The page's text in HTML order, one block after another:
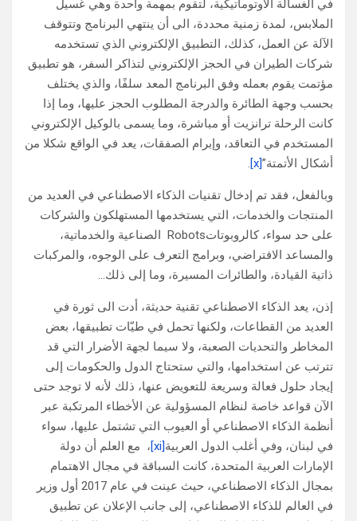
في الغسالة الأوتوماتيكية، لتقوم بمهمة واحدة وهي غسيل
الملابس، لمدة زمنية محددة، الى أن ينتهي البرنامج وتتوقف
الآلة عن العمل، كذلك، التطبيق الإلكتروني الذي تستخدمه
شركات الطيران في الحجز الإلكتروني لتذاكر السفر، هو تطبيق
مؤتمت يقوم بعمله وفق البرنامج المعد سلفًا، والذي يختلف
بحسب وجهة الطائرة والدرجة المطلوب الحجز عليها، وما إذا
كانت الرحلة ترانزيت أو مباشرة، وما يسمى بالوكيل الإلكتروني
المستخدم في التعاقد، وإبرام الصفقات، يعد في الواقع شكلا من
أشكال الأتمتة”[x]
.
وبالفعل، فقد تم إدخال تقنيات الذكاء الاصطناعي في العديد من
المنتجات والخدمات، التي يستخدمها المستهلكون والشركات
على حد سواء، كالروبوتاتRobots الصناعية والخدماتية،
والمساعد الافتراضي، وبرامج التعرف على الوجوه، والمركبات
ذاتية القيادة، والطائرات المسيرة، وما إلى ذلك…
إذن، يعد الذكاء الاصطناعي تقنية حديثة، أدت الى ثورة في
العديد من القطاعات، ولكنها تحمل في طيّات تطبيقها، بعض
المخاطر والتحديات الصعبة، ولا سيما لجهة الأضرار التي قد
تترتب عن استخدامها، والتي ستحتاج الدول والحكومات إلى
إيجاد حلول فعالة وسريعة للتعويض عنها، ذلك لأنه لا توجد حتى
الآن قواعد خاصة لنظام المسؤولية عن الأخطاء المرتكبة عبر
أنظمة الذكاء الاصطناعي أو العيوب التي تشتمل عليها، سواء
في لبنان، وفي أغلب الدول العربية[xi]
، مع العلم أن دولة
الإمارات العربية المتحدة، كانت السباقة في مجال الاهتمام
بمجال الذكاء الاصطناعي، حيث عينت في عام 2017 أول وزير
في العالم للذكاء الاصطناعي، إلى جانب الإعلان عن تطبيق